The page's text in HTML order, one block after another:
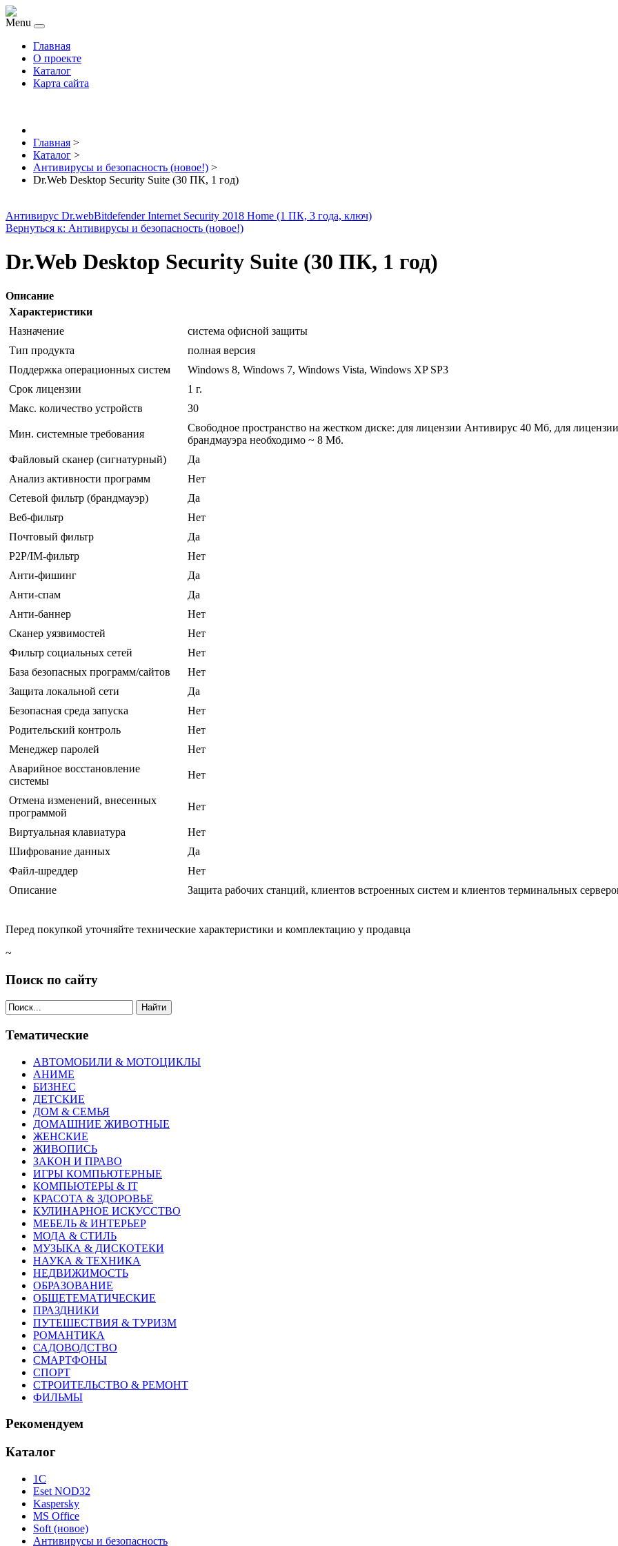
Menu
Главная
О проекте
Каталог
Карта сайта
Главная >
Каталог >
Антивирусы и безопасность (новое!) >
Dr.Web Desktop Security Suite (30 ПК, 1 год)
Антивирус Dr.webBitdefender Internet Security 2018 Home (1 ПК, 3 года, ключ)
Вернуться к: Антивирусы и безопасность (новое!)
Dr.Web Desktop Security Suite (30 ПК, 1 год)
Описание
Характеристики
Назначение
система офисной защиты
Тип продукта
полная версия
Поддержка операционных систем
Windows 8, Windows 7, Windows Vista, Windows XP SP3
Срок лицензии
1 г.
Макс. количество устройств
30
Мин. системные требования
Свободное пространство на жестком диске: для лицензии Антивирус 40 Мб, для
брандмауэра необходимо ~ 8 Мб.
Файловый сканер (сигнатурный)
Да
Анализ активности программ
Нет
Сетевой фильтр (брандмауэр)
Да
Веб-фильтр
Нет
Почтовый фильтр
Да
P2P/IM-фильтр
Нет
Анти-фишинг
Да
Анти-спам
Да
Анти-баннер
Нет
Сканер уязвимостей
Нет
Фильтр социальных сетей
Нет
База безопасных программ/сайтов
Нет
Защита локальной сети
Да
Безопасная среда запуска
Нет
Родительский контроль
Нет
Менеджер паролей
Нет
Аварийное восстановление
системы
Нет
Отмена изменений, внесенных
программой
Нет
Виртуальная клавиатура
Нет
Шифрование данных
Да
Файл-шреддер
Нет
Описание
Защита рабочих станций, клиентов встроенных систем и клиентов терминальных
Перед покупкой уточняйте технические характеристики и комплектацию у продавца
~
Поиск по сайту
Найти
Тематические
АВТОМОБИЛИ & МОТОЦИКЛЫ
АНИМЕ
БИЗНЕС
ДЕТСКИЕ
ДОМ & СЕМЬЯ
ДОМАШНИЕ ЖИВОТНЫЕ
ЖЕНСКИЕ
ЖИВОПИСЬ
ЗАКОН И ПРАВО
ИГРЫ КОМПЬЮТЕРНЫЕ
КОМПЬЮТЕРЫ & IT
КРАСОТА & ЗДОРОВЬЕ
КУЛИНАРНОЕ ИСКУССТВО
МЕБЕЛЬ & ИНТЕРЬЕР
МОДА & СТИЛЬ
МУЗЫКА & ДИСКОТЕКИ
НАУКА & ТЕХНИКА
НЕДВИЖИМОСТЬ
ОБРАЗОВАНИЕ
ОБЩЕТЕМАТИЧЕСКИЕ
ПРАЗДНИКИ
ПУТЕШЕСТВИЯ & ТУРИЗМ
РОМАНТИКА
САДОВОДСТВО
СМАРТФОНЫ
СПОРТ
СТРОИТЕЛЬСТВО & РЕМОНТ
ФИЛЬМЫ
Рекомендуем
Каталог
1С
Eset NOD32
Kaspersky
MS Office
Soft (новое)
Антивирусы и безопасность